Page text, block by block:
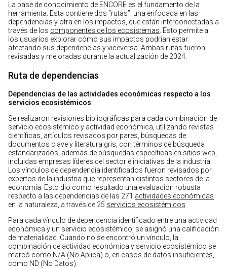
La base de conocimiento de ENCORE es el fundamento de la
herramienta. Esta contiene dos “rutas”: una enfocada en las
dependencias y otra en los impactos, que están interconectadas a
través de los componentes de los ecosistemas . Esto permite a
los usuarios explorar cómo sus impactos podrían estar
afectando sus dependencias y viceversa. Ambas rutas fueron
revisadas y mejoradas durante la actualización de 2024.
Ruta de dependencias
Dependencias de las actividades económicas respecto a los
servicios ecosistémicos
Se realizaron revisiones bibliográficas para cada combinación de
servicio ecosistémico y actividad económica, utilizando revistas
científicas, artículos revisados por pares, búsquedas de
documentos clave y literatura gris, con términos de búsqueda
estandarizados, además de búsquedas específicas en sitios web,
incluidas empresas líderes del sector e iniciativas de la industria.
Los vínculos de dependencia identificados fueron revisados por
expertos de la industria que representan distintos sectores de la
economía. Esto dio como resultado una evaluación robusta
respecto a las dependencias de las 271 actividades económicas
en la naturaleza, a través de 25 servicios ecosistémicos
Para cada vínculo de dependencia identificado entre una actividad
económica y un servicio ecosistémico, se asignó una calificación
de materialidad. Cuando no se encontró un vínculo, la
combinación de actividad económica y servicio ecosistémico se
marcó como N/A (No Aplica) o, en casos de datos insuficientes,
como ND (No Datos).